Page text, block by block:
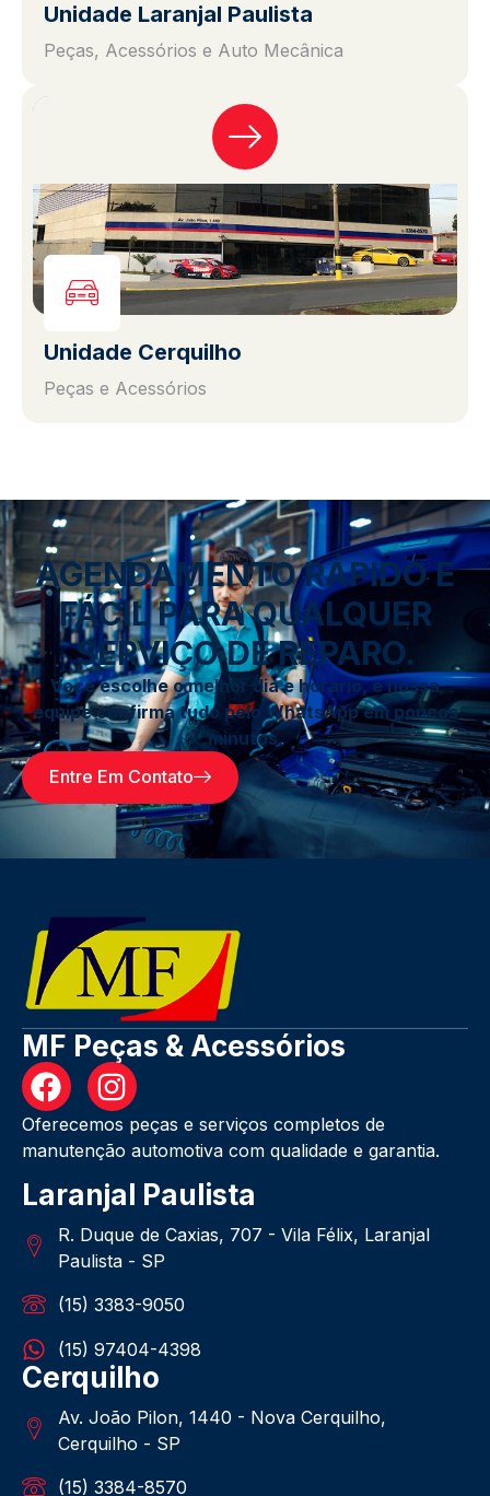
Unidade Laranjal Paulista
Peças, Acessórios e Auto Mecânica
Unidade Cerquilho
Peças e Acessórios
AGENDAMENTO RÁPIDO E
FÁCIL PARA QUALQUER
SERVIÇO DE REPARO.
Você escolhe o melhor dia e horário, e nossa
equipe confirma tudo pelo WhatsApp em poucos
minutos.
Entre Em Contato
MF Peças & Acessórios
Oferecemos peças e serviços completos de
manutenção automotiva com qualidade e garantia.
Laranjal Paulista
R. Duque de Caxias, 707 - Vila Félix, Laranjal
Paulista - SP
(15) 3383-9050
(15) 97404-4398
Cerquilho
Av. João Pilon, 1440 - Nova Cerquilho,
Cerquilho - SP
(15) 3384-8570